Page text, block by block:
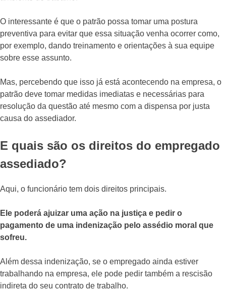
O interessante é que o patrão possa tomar uma postura
preventiva para evitar que essa situação venha ocorrer como,
por exemplo, dando treinamento e orientações à sua equipe
sobre esse assunto.
Mas, percebendo que isso já está acontecendo na empresa, o
patrão deve tomar medidas imediatas e necessárias para
resolução da questão até mesmo com a dispensa por justa
causa do assediador.
E quais são os direitos do empregado
assediado?
Aqui, o funcionário tem dois direitos principais.
Ele poderá ajuizar uma ação na justiça e pedir o
pagamento de uma indenização pelo assédio moral que
sofreu.
Além dessa indenização, se o empregado ainda estiver
trabalhando na empresa, ele pode pedir também a rescisão
indireta do seu contrato de trabalho.